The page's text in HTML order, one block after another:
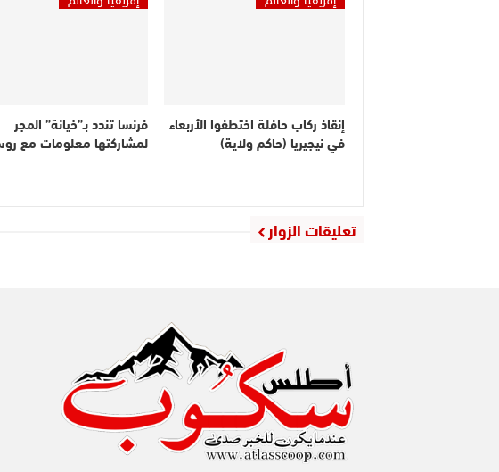
إنقاذ ركاب حافلة اختطفوا الأربعاء
في نيجيريا (حاكم ولاية)
فرنسا تندد بـ”خيانة” المجر
لمشاركتها معلومات مع
تعليقات الزوار